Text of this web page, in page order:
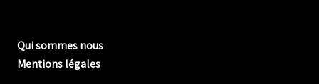
Qui sommes nous
Mentions légales